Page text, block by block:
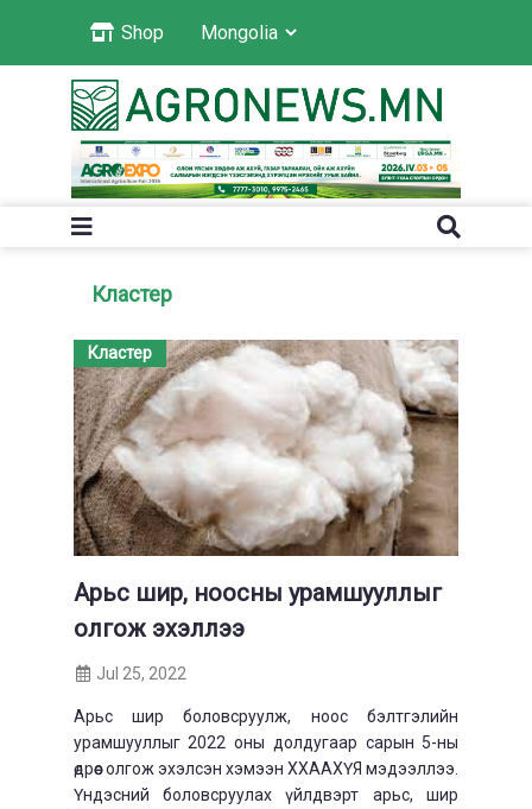
Shop
Кластер
Кластер
Арьс шир, ноосны урамшууллыг
олгож эхэллээ
Jul 25, 2022
Арьс шир боловсруулж, ноос бэлтгэлийн
урамшууллыг 2022 оны долдугаар сарын 5-ны
өдрөөс олгож эхэлсэн хэмээн ХХААХҮЯ мэдээллээ.
Үндэсний боловсруулах үйлдвэрт арьс, шир